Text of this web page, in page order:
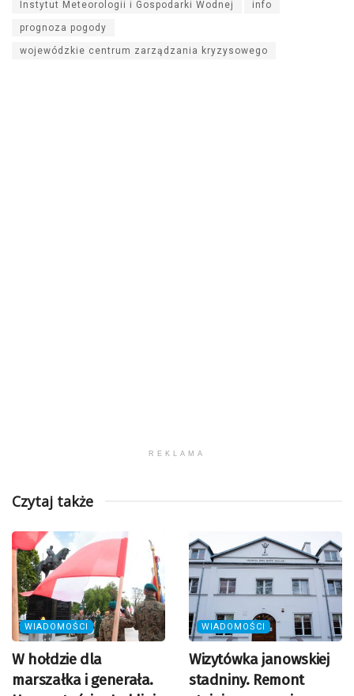
Instytut Meteorologii i Gospodarki Wodnej info
prognoza pogody
wojewódzkie centrum zarządzania kryzysowego
REKLAMA
Czytaj także
WIADOMOŚCI
W hołdzie dla
marszałka i generała.
WIADOMOŚCI
Wizytówka janowskiej
stadniny. Remont